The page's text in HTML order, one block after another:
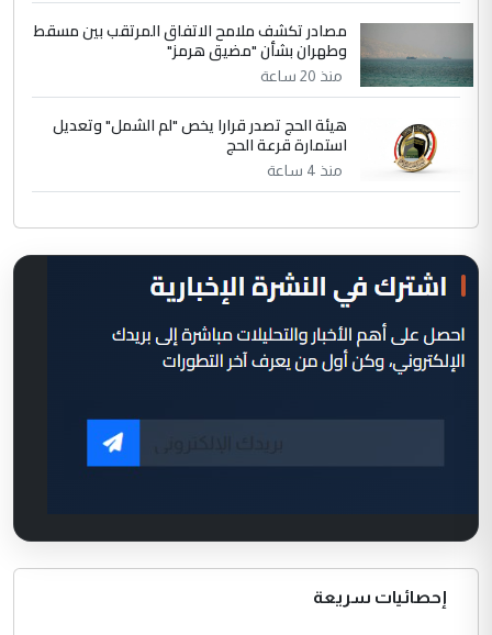
مصادر تكشف ملامح الاتفاق المرتقب بين مسقط
وطهران بشأن "مضيق هرمز"
منذ 20 ساعة
هيئة الحج تصدر قرارا يخص "لم الشمل" وتعديل
استمارة قرعة الحج
منذ 4 ساعة
إحصائيات سريعة